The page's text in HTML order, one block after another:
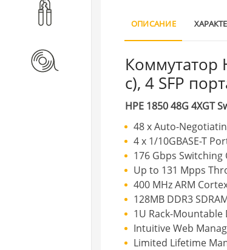
Расходные материалы
ОПИСАНИЕ
Коммутатор
с), 4 SFP
HPE 1850 48G 4XGT
48 x Auto-
4 x 1/10GBASE-T
176 Gbps Switching
Up to 131 Mpps
400 MHz ARM
128MB DDR3
1U Rack-Mountable
Intuitive Web
Limited Lifetime